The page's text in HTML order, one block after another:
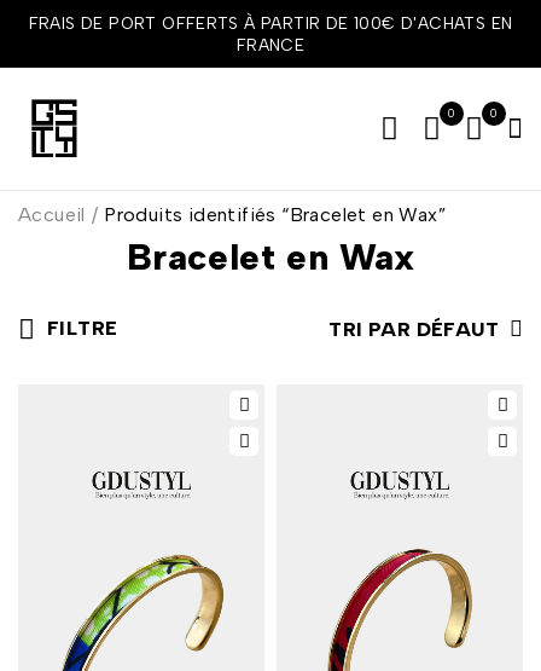
FRAIS DE PORT OFFERTS À PARTIR DE 100€ D'ACHATS EN
FRANCE
0 0
Bracelet en Wax
Accueil / Produits identifiés “Bracelet en Wax”
FILTRE TRI PAR DÉFAUT